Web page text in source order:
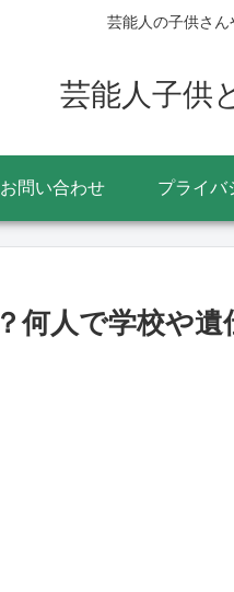
芸能人の子供さ
芸能人子供
お問い合わせ プライバ
何人で学校や遺